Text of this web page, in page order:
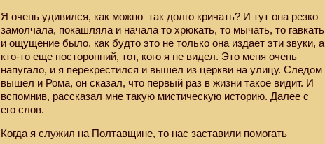
Я очень удивился, как можно так долго кричать? И тут она резко
замолчала, покашляла и начала то хрюкать, то мычать, то гавкать
и ощущение было, как будто это не только она издает эти звуки, а
кто-то еще посторонний, тот, кого я не видел. Это меня очень
напугало, и я перекрестился и вышел из церкви на улицу. Следом
вышел и Рома, он сказал, что первый раз в жизни такое видит. И
вспомнив, рассказал мне такую мистическую историю. Далее с
его слов.
Когда я служил на Полтавщине, то нас заставили помогать